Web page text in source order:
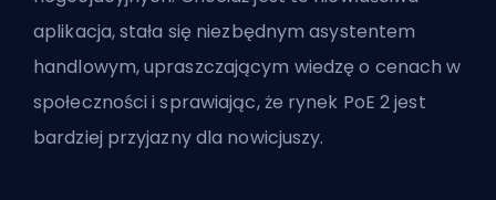
aplikacja, stała się niezbędnym asystentem
handlowym, upraszczającym wiedzę o cenach w
społeczności i sprawiając, że rynek PoE 2 jest
bardziej przyjazny dla nowicjuszy.